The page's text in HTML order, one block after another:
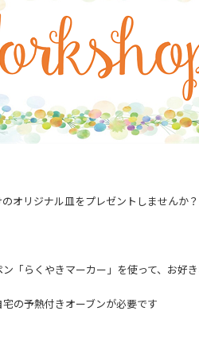
のオリジナル皿をプレゼントしませんか？
「らくやきマーカー」を使って、お好
の予熱付きオーブンが必要です